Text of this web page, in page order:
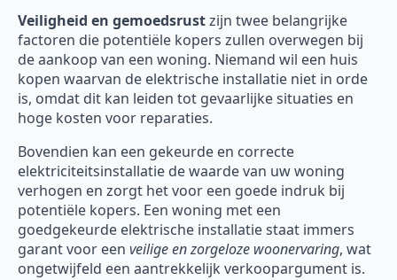
Veiligheid en gemoedsrustzijn twee belangrijke
factoren die potentiële kopers zullen overwegen bij
de aankoop van een woning. Niemand wil een huis
kopen waarvan de elektrische installatie niet in orde
is, omdat dit kan leiden tot gevaarlijke situaties en
hoge kosten voor reparaties.
Bovendien kan een gekeurde en correcte
elektriciteitsinstallatie de waarde van uw woning
verhogen en zorgt het voor een goede indruk bij
potentiële kopers. Een woning met een
goedgekeurde elektrische installatie staat immers
garant voor een veilige en zorgeloze woonervaring, wat
ongetwijfeld een aantrekkelijk verkoopargument is.